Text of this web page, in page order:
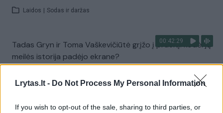
Lrytas.lt - Do Not Process My Personal Information
If you wish to opt-out of the sale, sharing to third parties, or
Laidos Sodas ir daržas
00:42:29
Tadas Gryn ir Toma Vaškevičiūtė grįžo į praeitį: kodėl jų
meilės istorija padėjo ekrane?
Visi įrašai